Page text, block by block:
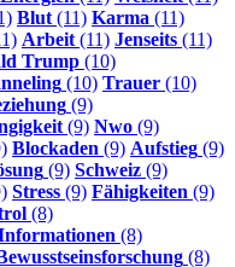
Blut(11) Karma (11)
Arbeit(11) Jenseits (11)
Trump (10)
(10) Trauer (10)
(9)
(9) Nwo (9)
Blockaden (9) Aufstieg (9)
(9) Schweiz (9)
Stress (9) Fähigkeiten (9)
(8)
(8)
(8)